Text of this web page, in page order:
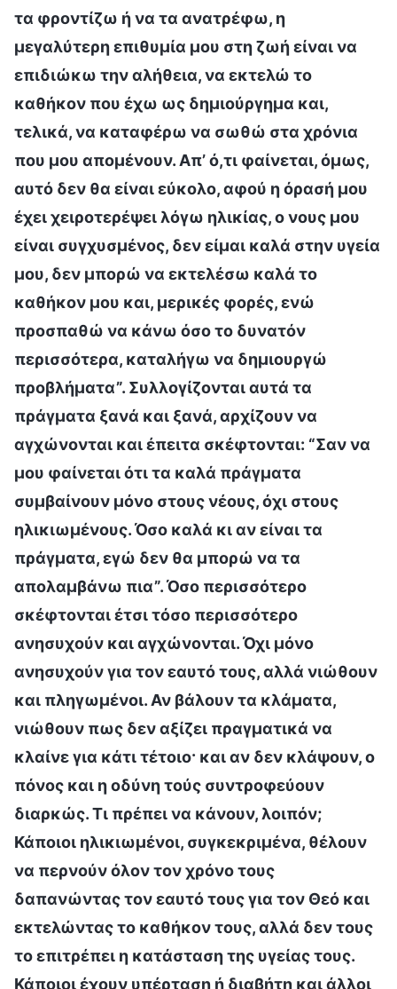
τα φροντίζω ή να τα ανατρέφω, η
μεγαλύτερη επιθυμία μου στη ζωή είναι να
επιδιώκω την αλήθεια, να εκτελώ το
καθήκον που έχω ως δημιούργημα και,
τελικά, να καταφέρω να σωθώ στα χρόνια
που μου απομένουν. Απ’ ό,τι φαίνεται, όμως,
αυτό δεν θα είναι εύκολο, αφού η όρασή μου
έχει χειροτερέψει λόγω ηλικίας, ο νους μου
είναι συγχυσμένος, δεν είμαι καλά στην υγεία
μου, δεν μπορώ να εκτελέσω καλά το
καθήκον μου και, μερικές φορές, ενώ
προσπαθώ να κάνω όσο το δυνατόν
περισσότερα, καταλήγω να δημιουργώ
προβλήματα”. Συλλογίζονται αυτά τα
πράγματα ξανά και ξανά, αρχίζουν να
αγχώνονται και έπειτα σκέφτονται: “Σαν να
μου φαίνεται ότι τα καλά πράγματα
συμβαίνουν μόνο στους νέους, όχι στους
ηλικιωμένους. Όσο καλά κι αν είναι τα
πράγματα, εγώ δεν θα μπορώ να τα
απολαμβάνω πια”. Όσο περισσότερο
σκέφτονται έτσι τόσο περισσότερο
ανησυχούν και αγχώνονται. Όχι μόνο
ανησυχούν για τον εαυτό τους, αλλά νιώθουν
και πληγωμένοι. Αν βάλουν τα κλάματα,
νιώθουν πως δεν αξίζει πραγματικά να
κλαίνε για κάτι τέτοιο· και αν δεν κλάψουν, ο
πόνος και η οδύνη τούς συντροφεύουν
διαρκώς. Τι πρέπει να κάνουν, λοιπόν;
Κάποιοι ηλικιωμένοι, συγκεκριμένα, θέλουν
να περνούν όλον τον χρόνο τους
δαπανώντας τον εαυτό τους για τον Θεό και
εκτελώντας το καθήκον τους, αλλά δεν τους
το επιτρέπει η κατάσταση της υγείας τους.
Κάποιοι έχουν υπέρταση ή διαβήτη και άλλοι